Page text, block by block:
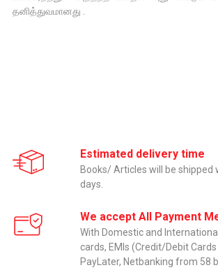
தனித்துவமானது .
Estimated delivery time
Books/ Articles will be shipped
days.
We accept All Payment
With Domestic and
cards, EMIs (Credit/Debit
PayLater, Netbanking from 58